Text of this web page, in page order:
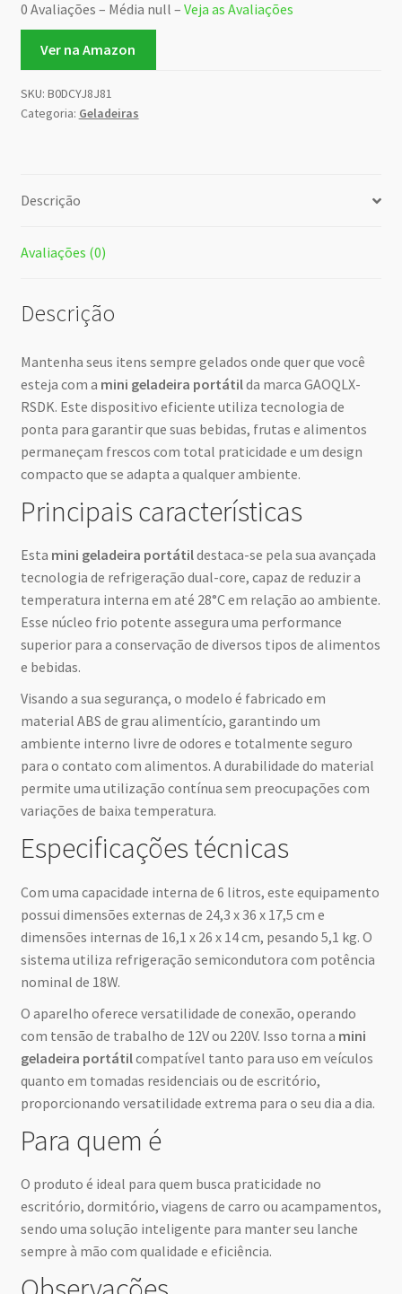
0 Avaliações – Média null – Veja as Avaliações
Ver na Amazon
SKU: B0DCYJ8J81
Categoria: Geladeiras
Descrição
Avaliações (0)
Descrição
Mantenha seus itens sempre gelados onde quer que você
esteja com a mini geladeira portátilda marca GAOQLX-
RSDK. Este dispositivo eficiente utiliza tecnologia de
ponta para garantir que suas bebidas, frutas e alimentos
permaneçam frescos com total praticidade e um design
compacto que se adapta a qualquer ambiente.
Principais características
Esta mini geladeira portátildestaca-se pela sua avançada
tecnologia de refrigeração dual-core, capaz de reduzir a
temperatura interna em até 28°C em relação ao ambiente.
Esse núcleo frio potente assegura uma performance
superior para a conservação de diversos tipos de alimentos
e bebidas.
Visando a sua segurança, o modelo é fabricado em
material ABS de grau alimentício, garantindo um
ambiente interno livre de odores e totalmente seguro
para o contato com alimentos. A durabilidade do material
permite uma utilização contínua sem preocupações com
variações de baixa temperatura.
Especificações técnicas
Com uma capacidade interna de 6 litros, este equipamento
possui dimensões externas de 24,3 x 36 x 17,5 cm e
dimensões internas de 16,1 x 26 x 14 cm, pesando 5,1 kg. O
sistema utiliza refrigeração semicondutora com potência
nominal de 18W.
O aparelho oferece versatilidade de conexão, operando
com tensão de trabalho de 12V ou 220V. Isso torna a mini
geladeira portátilcompatível tanto para uso em veículos
quanto em tomadas residenciais ou de escritório,
proporcionando versatilidade extrema para o seu dia a dia.
Para quem é
O produto é ideal para quem busca praticidade no
escritório, dormitório, viagens de carro ou acampamentos,
sendo uma solução inteligente para manter seu lanche
sempre à mão com qualidade e eficiência.